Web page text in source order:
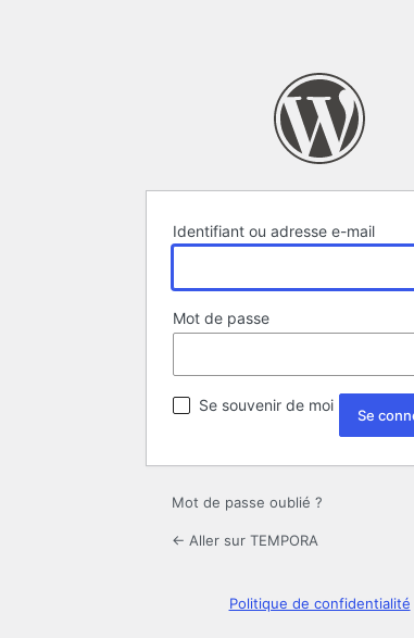
Identifiant ou adresse e-mail
Mot de passe
Se souvenir de moi
Mot de passe oublié ?
← Aller sur TEMPORA
Politique de confidentialité